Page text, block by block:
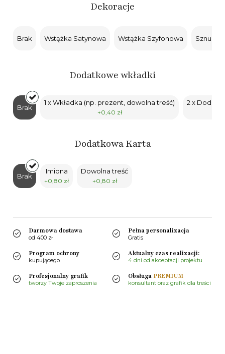
Dekoracje
Brak Wstążka Satynowa Wstążka Szyfonowa Sznurek
Dodatkowe wkładki
Brak
1 x Wkładka (np. prezent, dowolna treść)
+0,40 zł
2 x
Dodatkowa Karta
Brak
Imiona
+0,80 zł
Dowolna treść
+0,80 zł
Darmowa dostawa
od 400 zł
Pełna personalizacja
Gratis
Program ochrony
kupującego
Aktualny czas realizacji:
4 dni od akceptacji projektu
Profesjonalny grafik
tworzy Twoje zaproszenia
Obsługa PREMIUM
konsultant oraz grafik dla treści